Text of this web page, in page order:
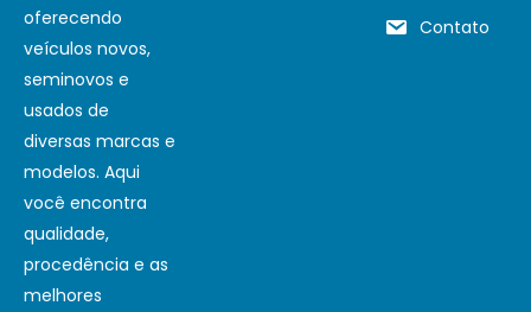
oferecendo
veículos novos,
seminovos e
usados de
diversas marcas e
modelos. Aqui
você encontra
qualidade,
procedência e as
melhores
Contato